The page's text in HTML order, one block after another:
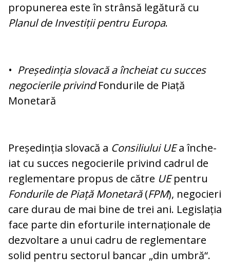
propunerea este în strânsă legă­tu­ră cu
Planul de Investiții pentru Europa.
• Președinția slovacă a încheiat cu suc­ces
negocierile privindFondurile de Piață
Monetară
Președinția slovacă a Consiliului UEa în­che­
iat cu succes negocierile privind cadrul de
reglementare propus de către UEpen­tru
Fondurile de Piață Monetară(FPM), negocieri
care durau de mai bine de trei ani. Legislația
face parte din eforturile in­ternaționale de
dezvoltare a unui cadru de reglementare
solid pentru sectorul bancar „din umbră“.